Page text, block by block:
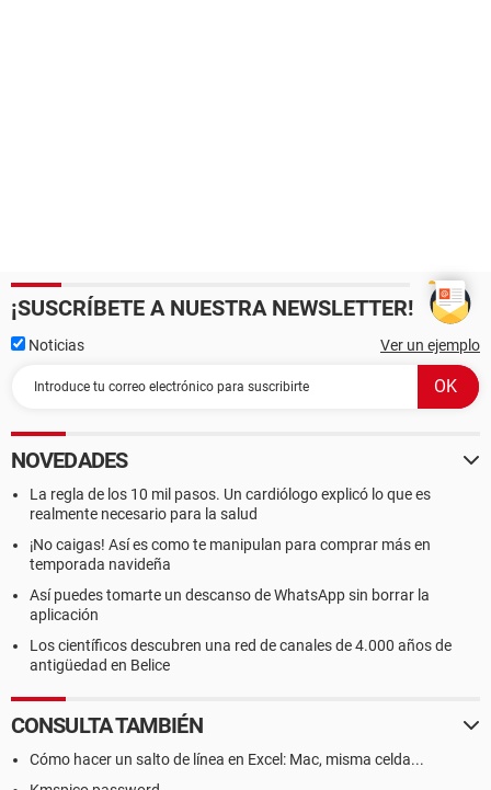
¡SUSCRÍBETE A NUESTRA NEWSLETTER!
Noticias Ver un ejemplo
NOVEDADES
La regla de los 10 mil pasos. Un cardiólogo explicó lo que es
realmente necesario para la salud
¡No caigas! Así es como te manipulan para comprar más en
temporada navideña
Así puedes tomarte un descanso de WhatsApp sin borrar la
aplicación
Los científicos descubren una red de canales de 4.000 años de
antigüedad en Belice
CONSULTA TAMBIÉN
Cómo hacer un salto de línea en Excel: Mac, misma celda...